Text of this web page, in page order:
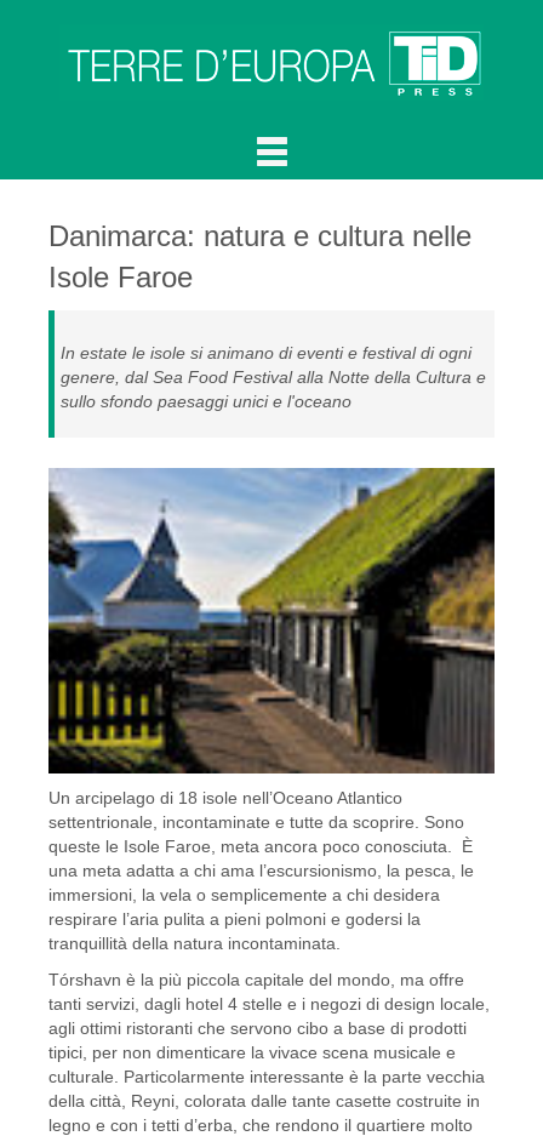
Danimarca: natura e cultura nelle
Isole Faroe
In estate le isole si animano di eventi e festival di ogni
genere, dal Sea Food Festival alla Notte della Cultura e
sullo sfondo paesaggi unici e l'oceano
Un arcipelago di 18 isole nell’Oceano Atlantico
settentrionale, incontaminate e tutte da scoprire. Sono
queste le Isole Faroe, meta ancora poco conosciuta. È
una meta adatta a chi ama l’escursionismo, la pesca, le
immersioni, la vela o semplicemente a chi desidera
respirare l’aria pulita a pieni polmoni e godersi la
tranquillità della natura incontaminata.
Tórshavn è la più piccola capitale del mondo, ma offre
tanti servizi, dagli hotel 4 stelle e i negozi di design locale,
agli ottimi ristoranti che servono cibo a base di prodotti
tipici, per non dimenticare la vivace scena musicale e
culturale. Particolarmente interessante è la parte vecchia
della città, Reyni, colorata dalle tante casette costruite in
legno e con i tetti d’erba, che rendono il quartiere molto